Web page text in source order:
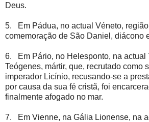
Deus.
5. Em Pádua, no actual Véneto,
comemoração de São Daniel, diácono
6. Em Pário, no Helesponto, na actual
Teógenes, mártir, que, recrutado como
imperador Licínio, recusando-se a
por causa da sua fé cristã, foi
finalmente afogado no mar.
7. Em Vienne, na Gália Lionense, na